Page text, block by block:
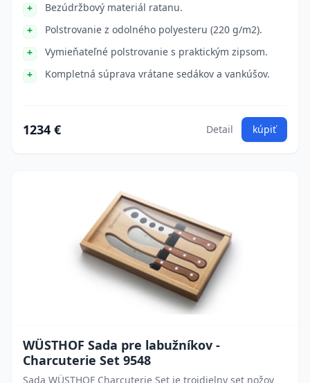
Bezúdržbový materiál ratanu.
Polstrovanie z odolného polyesteru (220 g/m2).
Vymieňateľné polstrovanie s praktickým zipsom.
Kompletná súprava vrátane sedákov a vankúšov.
1234 € Detail kúpiť
WÜSTHOF Sada pre labužníkov -
Charcuterie Set 9548
Sada WÜSTHOF Charcuterie Set je trojdielny set nožov